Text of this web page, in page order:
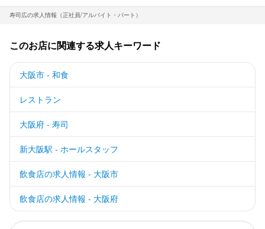
寿司広の求人情報（正社員/アルバイト・パート）
このお店に関連する求人キーワード
大阪市 - 和食
レストラン
大阪府 - 寿司
新大阪駅 - ホールスタッフ
飲食店の求人情報 - 大阪市
飲食店の求人情報 - 大阪府